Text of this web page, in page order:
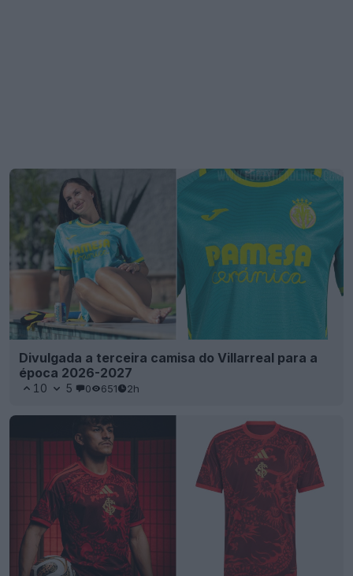
Divulgada a terceira camisa do Villarreal para a
época 2026-2027
10 5 0 651 2h